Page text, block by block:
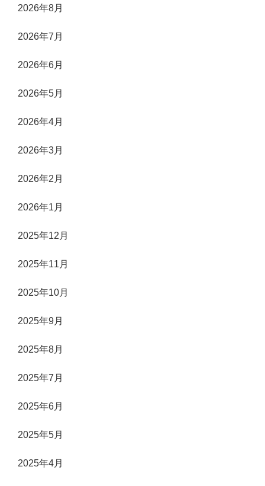
2026年8月
2026年7月
2026年6月
2026年5月
2026年4月
2026年3月
2026年2月
2026年1月
2025年12月
2025年11月
2025年10月
2025年9月
2025年8月
2025年7月
2025年6月
2025年5月
2025年4月